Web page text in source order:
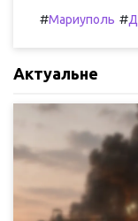
#Мариуполь #
Актуальне